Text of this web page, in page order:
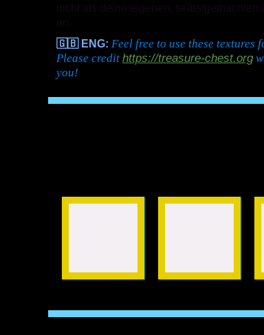
🇬🇧 ENG: Feel free to use these
Please credit https://treasure-chest.org
you!